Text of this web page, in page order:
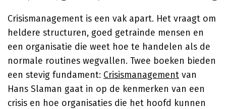
Crisismanagement is een vak apart. Het vraagt om
heldere structuren, goed getrainde mensen en
een organisatie die weet hoe te handelen als de
normale routines wegvallen. Twee boeken bieden
een stevig fundament: Crisismanagement van
Hans Slaman gaat in op de kenmerken van een
crisis en hoe organisaties die het hoofd kunnen